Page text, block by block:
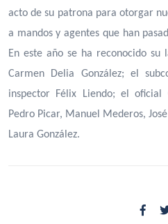
acto de su patrona para otorgar
a mandos y agentes que han
En este año se ha reconocido
Carmen Delia González; el
inspector Félix Liendo; el oficial
Pedro Picar, Manuel Mederos,
Laura González.